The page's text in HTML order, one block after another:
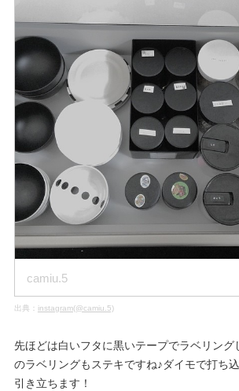
camiu.5
出典： instagram(@camiu.5)
先ほどは白いフタに黒いテープでラベリング
のラベリングもステキですね♪ダイモで打ち
引き立ちます！